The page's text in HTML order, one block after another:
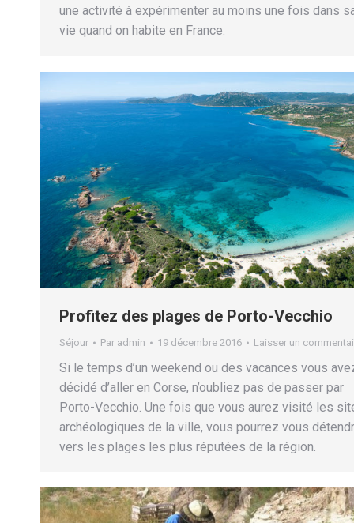
une activité à expérimenter au moins une fois dans
vie quand on habite en France.
Profitez des plages de Porto-Vecchio
Séjour Par admin 19 décembre 2016 Laisser un
Si le temps d’un weekend ou des vacances vous
décidé d’aller en Corse, n’oubliez pas de passer par
Porto-Vecchio. Une fois que vous aurez visité les
archéologiques de la ville, vous pourrez vous
vers les plages les plus réputées de la région.